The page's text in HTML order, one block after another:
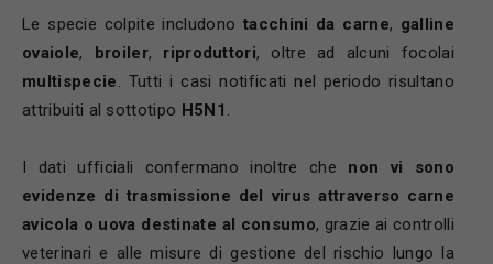
Le specie colpite includono tacchini da carne, galline
ovaiole, broiler, riproduttori, oltre ad alcuni focolai
multispecie . Tutti i casi notificati nel periodo risultano
attribuiti al sottotipo H5N1
I dati ufficiali confermano inoltre che non vi sono
evidenze di trasmissione del virus attraverso carne
avicola o uova destinate al consumo, grazie ai controlli
veterinari e alle misure di gestione del rischio lungo la